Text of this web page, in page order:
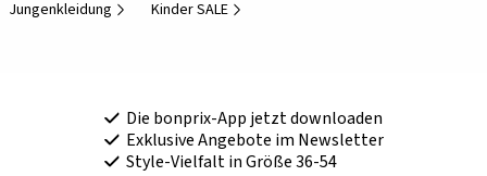
Jungenkleidung Kinder SALE
Die bonprix-App jetzt downloaden
Exklusive Angebote im Newsletter
Style-Vielfalt in Größe 36-54